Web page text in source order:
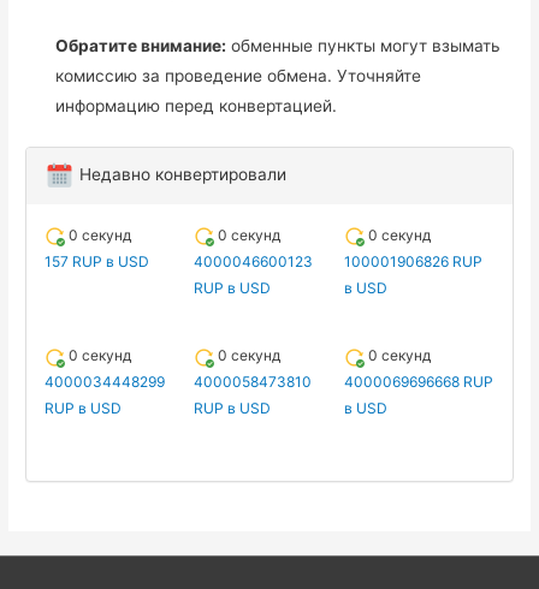
Обратите внимание: обменные пункты могут взымать
комиссию за проведение обмена. Уточняйте
информацию перед конвертацией.
Недавно конвертировали
0 секунд
157 RUP в USD
0 секунд
4000046600123
RUP в USD
0 секунд
100001906826 RUP
в USD
0 секунд
4000034448299
RUP в USD
0 секунд
4000058473810
RUP в USD
0 секунд
4000069696668 RUP
в USD